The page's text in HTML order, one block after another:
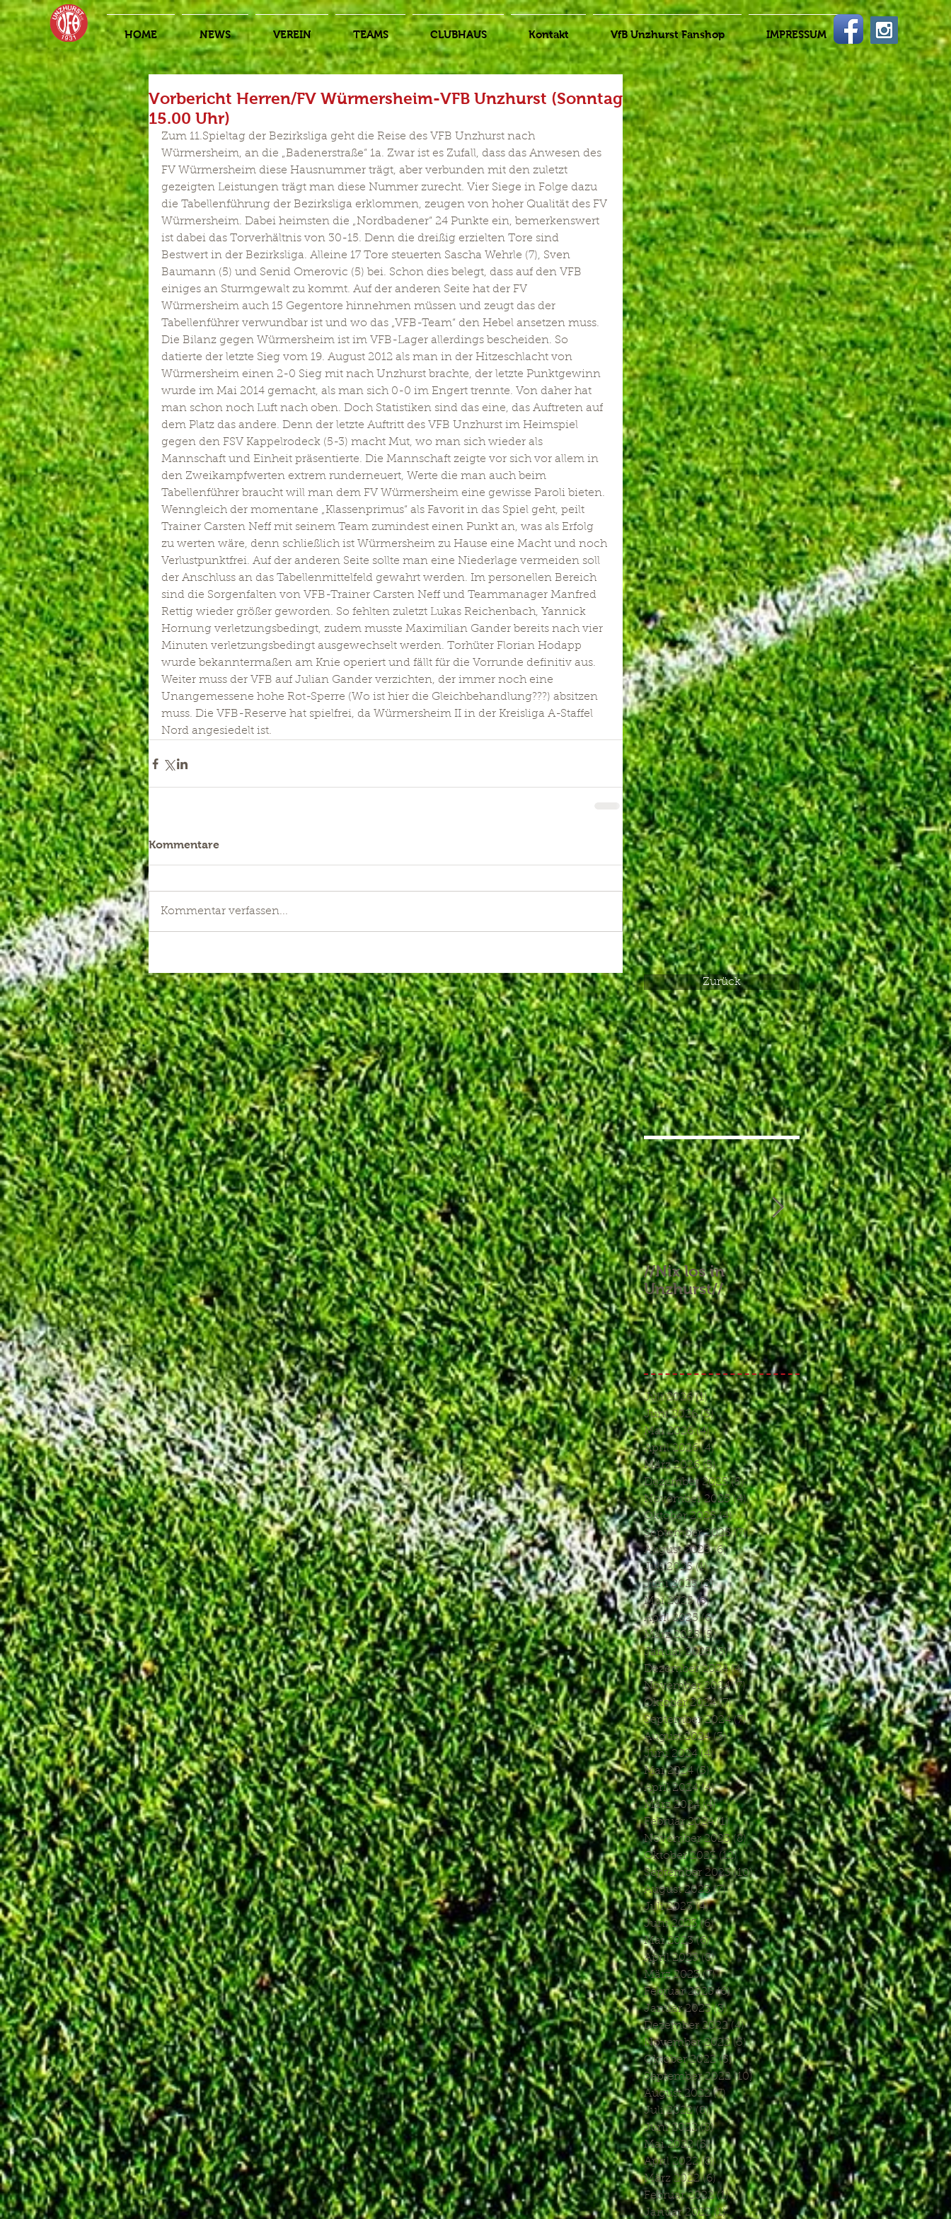
HOME NEWS VEREIN TEAMS CLUBHAUS Kontakt VfB Unzhurst Fanshop IMPRESSUM
Vorbericht Herren/FV Würmersheim-VFB Unzhurst (Sonntag
15.00 Uhr)
Zum 11.Spieltag der Bezirksliga geht die Reise des VFB Unzhurst nach
Würmersheim, an die „Badenerstraße“ 1a. Zwar ist es Zufall, dass das Anwesen des
FV Würmersheim diese Hausnummer trägt, aber verbunden mit den zuletzt
gezeigten Leistungen trägt man diese Nummer zurecht. Vier Siege in Folge dazu
die Tabellenführung der Bezirksliga erklommen, zeugen von hoher Qualität des FV
Würmersheim. Dabei heimsten die „Nordbadener“ 24 Punkte ein, bemerkenswert
ist dabei das Torverhältnis von 30-15. Denn die dreißig erzielten Tore sind
Bestwert in der Bezirksliga. Alleine 17 Tore steuerten Sascha Wehrle (7), Sven
Baumann (5) und Senid Omerovic (5) bei. Schon dies belegt, dass auf den VFB
einiges an Sturmgewalt zu kommt. Auf der anderen Seite hat der FV
Würmersheim auch 15 Gegentore hinnehmen müssen und zeugt das der
Tabellenführer verwundbar ist und wo das „VFB-Team“ den Hebel ansetzen muss.
Die Bilanz gegen Würmersheim ist im VFB-Lager allerdings bescheiden. So
datierte der letzte Sieg vom 19. August 2012 als man in der Hitzeschlacht von
Würmersheim einen 2-0 Sieg mit nach Unzhurst brachte, der letzte Punktgewinn
wurde im Mai 2014 gemacht, als man sich 0-0 im Engert trennte. Von daher hat
man schon noch Luft nach oben. Doch Statistiken sind das eine, das Auftreten auf
dem Platz das andere. Denn der letzte Auftritt des VFB Unzhurst im Heimspiel
gegen den FSV Kappelrodeck (5-3) macht Mut, wo man sich wieder als
Mannschaft und Einheit präsentierte. Die Mannschaft zeigte vor sich vor allem in
den Zweikampfwerten extrem runderneuert, Werte die man auch beim
Tabellenführer braucht will man dem FV Würmersheim eine gewisse Paroli bieten.
Wenngleich der momentane „Klassenprimus“ als Favorit in das Spiel geht, peilt
Trainer Carsten Neff mit seinem Team zumindest einen Punkt an, was als Erfolg
zu werten wäre, denn schließlich ist Würmersheim zu Hause eine Macht und noch
Verlustpunktfrei. Auf der anderen Seite sollte man eine Niederlage vermeiden soll
der Anschluss an das Tabellenmittelfeld gewahrt werden. Im personellen Bereich
sind die Sorgenfalten von VFB-Trainer Carsten Neff und Teammanager Manfred
Rettig wieder größer geworden. So fehlten zuletzt Lukas Reichenbach, Yannick
Hornung verletzungsbedingt, zudem musste Maximilian Gander bereits nach vier
Minuten verletzungsbedingt ausgewechselt werden. Torhüter Florian Hodapp
wurde bekanntermaßen am Knie operiert und fällt für die Vorrunde definitiv aus.
Weiter muss der VFB auf Julian Gander verzichten, der immer noch eine
Unangemessene hohe Rot-Sperre (Wo ist hier die Gleichbehandlung???) absitzen
muss. Die VFB-Reserve hat spielfrei, da Würmersheim II in der Kreisliga A-Staffel
Nord angesiedelt ist.
Kommentare
Kommentar verfassen...
Zurück
//Nix los in
Unzhurst//
//Aufgebrauchtes
Glück und ein
Endspiel, das keines
war//
Juli 2026 (1)1 Beitrag
Juni 2026 (3)3 Beiträge
Mai 2026 (4)4 Beiträge
April 2026 (4)4 Beiträge
März 2026 (5)5 Beiträge
Dezember 2025 (5)5 Beiträge
November 2025 (4)4 Beiträge
Oktober 2025 (4)4 Beiträge
September 2025 (7)7 Beiträge
August 2025 (6)6 Beiträge
Juli 2025 (1)1 Beitrag
Juni 2025 (2)2 Beiträge
Mai 2025 (5)5 Beiträge
April 2025 (6)6 Beiträge
März 2025 (5)5 Beiträge
Januar 2025 (3)3 Beiträge
Dezember 2024 (4)4 Beiträge
November 2024 (7)7 Beiträge
Oktober 2024 (7)7 Beiträge
September 2024 (7)7 Beiträge
August 2024 (3)3 Beiträge
Juni 2024 (4)4 Beiträge
Mai 2024 (5)5 Beiträge
April 2024 (4)4 Beiträge
März 2024 (4)4 Beiträge
Februar 2024 (1)1 Beitrag
November 2023 (8)8 Beiträge
Oktober 2023 (12) 12 Beiträge
September 2023 (10)10 Beiträge
August 2023 (7)7 Beiträge
Juli 2023 (4)4 Beiträge
Juni 2023 (6)6 Beiträge
Mai 2023 (6)6 Beiträge
April 2023 (8)8 Beiträge
März 2023 (7)7 Beiträge
Februar 2023 (6)6 Beiträge
Januar 2023 (3)3 Beiträge
Dezember 2022 (4)4 Beiträge
November 2022 (5)5 Beiträge
Oktober 2022 (5)5 Beiträge
September 2022 (10)10 Beiträge
August 2022 (7)7 Beiträge
Juli 2022 (8)8 Beiträge
Juni 2022 (8)8 Beiträge
Mai 2022 (5)5 Beiträge
April 2022 (8)8 Beiträge
März 2022 (6)6 Beiträge
Februar 2022 (1)1 Beitrag
Januar 2022 (1)1 Beitrag